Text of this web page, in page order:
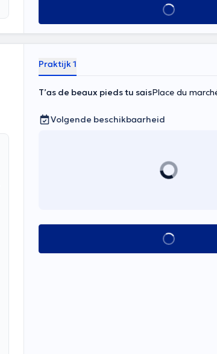
Alles zien
Praktijk 1
T’as de beaux pieds tu saisPlace du
Volgende beschikbaarheid
Alles zien